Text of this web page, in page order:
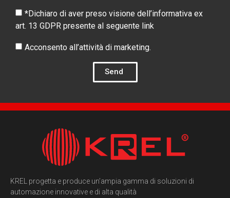
*Dichiaro di aver preso visione dell’informativa ex
art. 13 GDPR presente al seguente link
Acconsento all’attività di marketing.
Send
KREL progetta e produce un’ampia gamma di soluzioni di
automazione innovative e di alta qualità